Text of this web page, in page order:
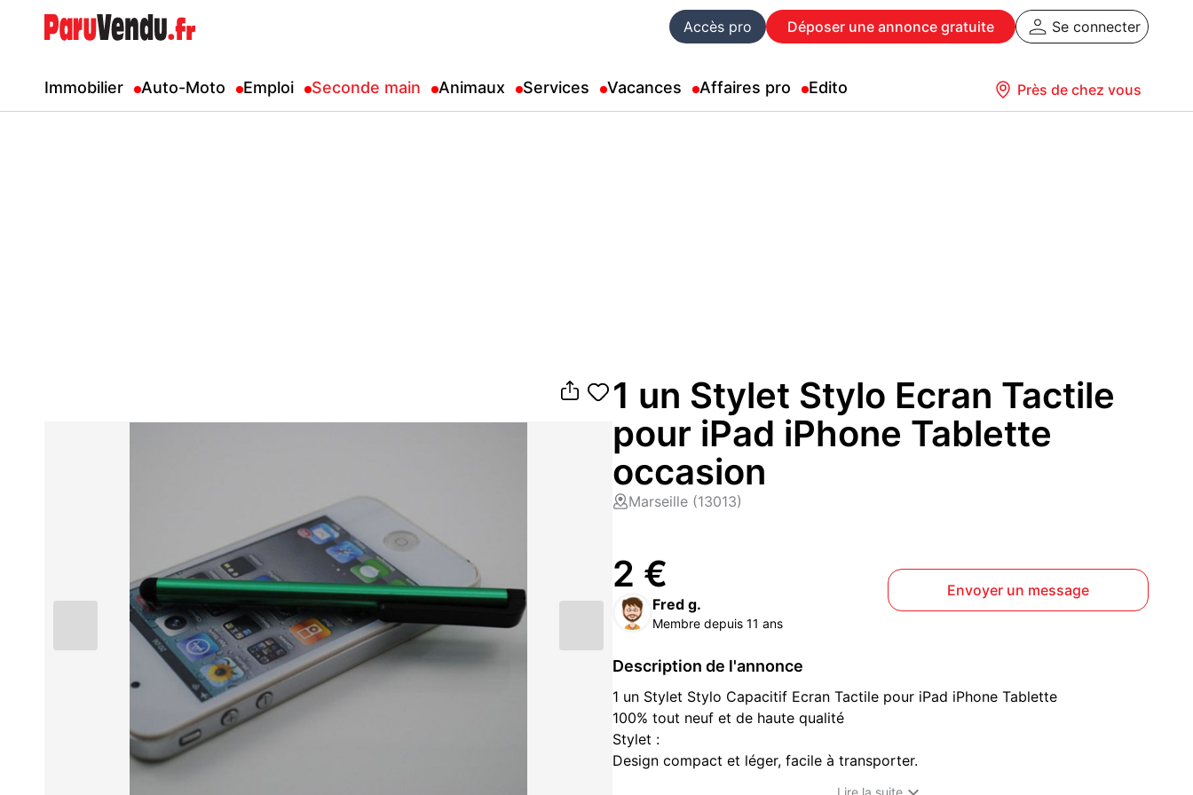
Accès pro Déposer une annonce gratuite Se connecter
Immobilier Auto-Moto Emploi Seconde main Animaux Services Vacances Affaires pro Edito Près de chez vous
1 un Stylet Stylo Ecran Tactile
pour iPad iPhone Tablette
occasion
Marseille (13013)
2 €
Fred g.
Membre depuis 11 ans
Envoyer un message
Description de l'annonce
1 un Stylet Stylo Capacitif Ecran Tactile pour iPad iPhone Tablette
100% tout neuf et de haute qualité
Stylet :
Design compact et léger, facile à transporter.
Lire la suite